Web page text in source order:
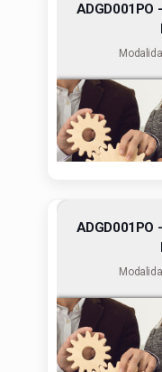
ADGD001PO
ADGD001PO